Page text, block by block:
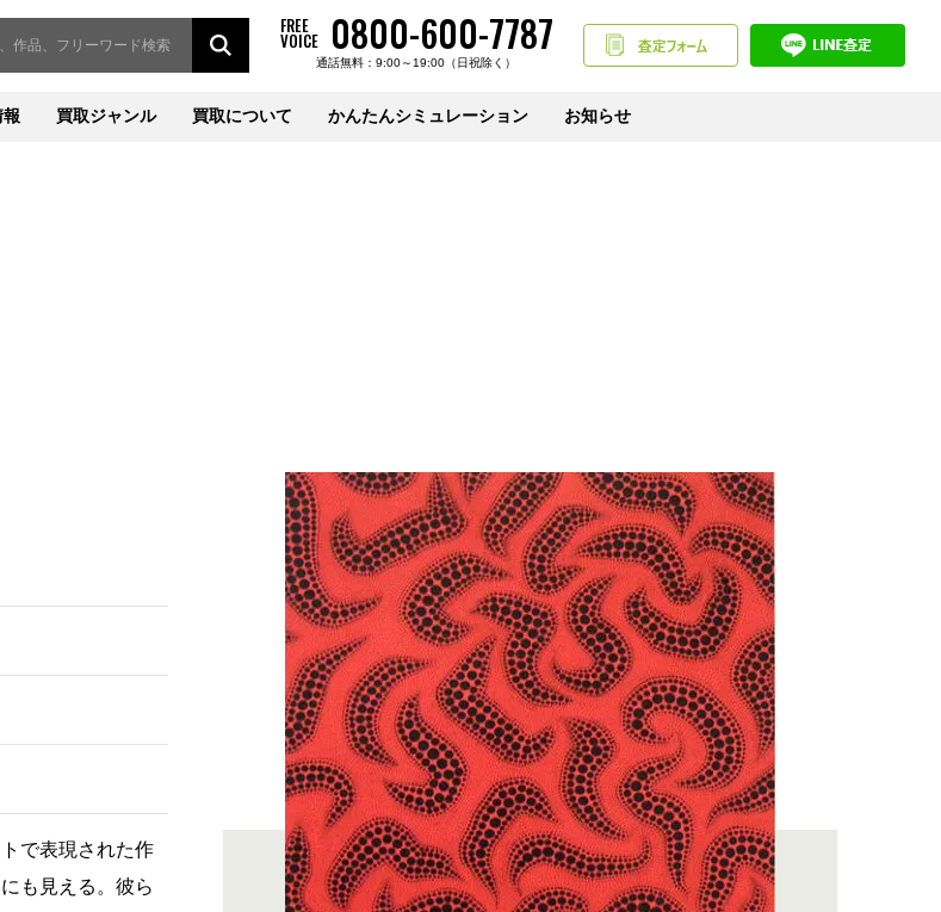
FREE
VOICE 0800-600-7787
通話無料：9:00～19:00（日祝除く）
買取ジャンル 買取について かんたんシミュレーション お知らせ
で表現された作
も見える。彼ら